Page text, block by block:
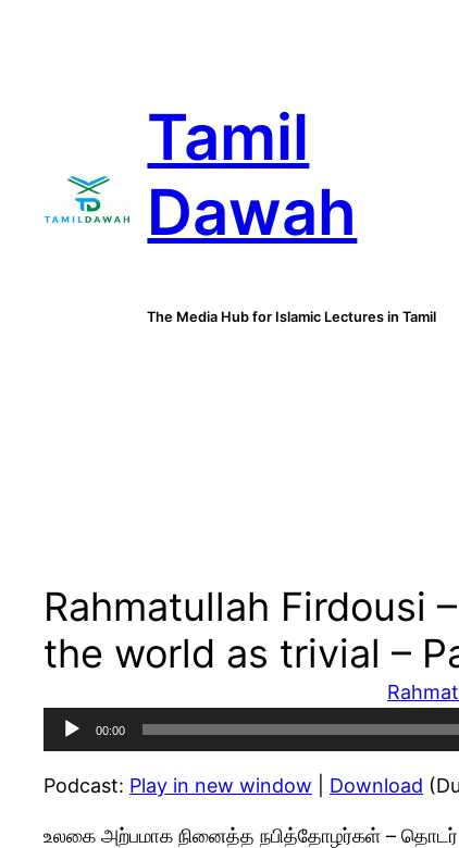
Tamil
Dawah
The Media Hub for Islamic Lectures in Tamil
Rahmatullah Firdousi
the world as trivial –
Audio
Player
00:00
Podcast: Play in new window Download
உலகை அற்பமாக நினைத்த நபித்தோழர்கள் –